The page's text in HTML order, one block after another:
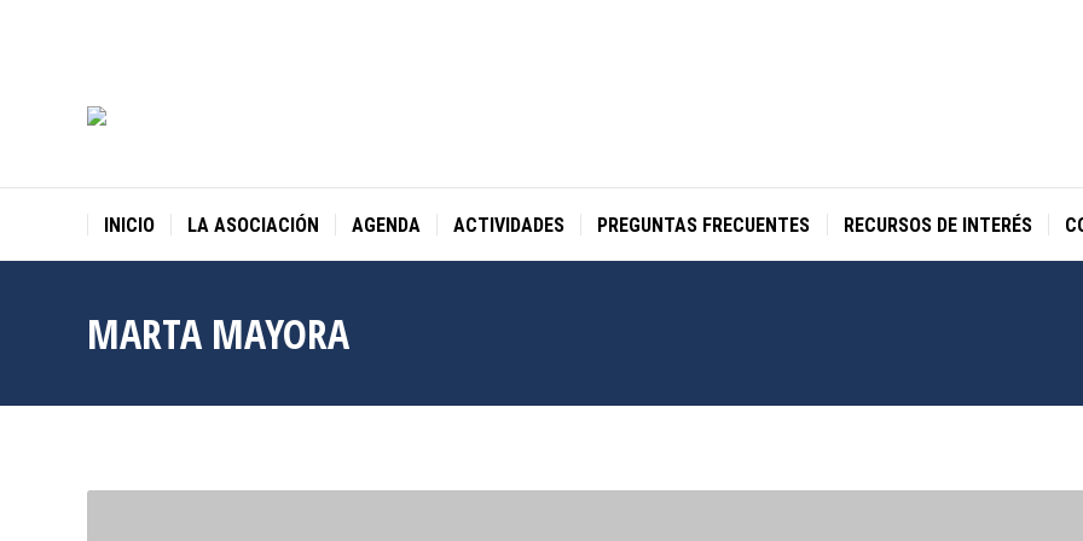
INICIO LA ASOCIACIÓN AGENDA ACTIVIDADES PREGUNTAS FRECUENTES RECURSOS DE INTERÉS
MARTA MAYORA